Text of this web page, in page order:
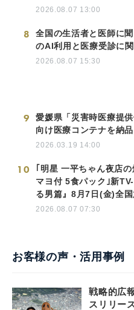
2026.08.07 13:00
8
全国の生活者と医師に
のAI利用と医療受診に
2026.08.07 15:30
9
愛媛県「災害時医療提供
向け医療コンテナを納品
2026.03.19 14:00
10
｢明星 一平ちゃん夜店
マヨ付 5食パック｣新
る男篇』8月7日(金)全
2026.08.07 07:30
お客様の声・活用事例
戦略的広
スリリー